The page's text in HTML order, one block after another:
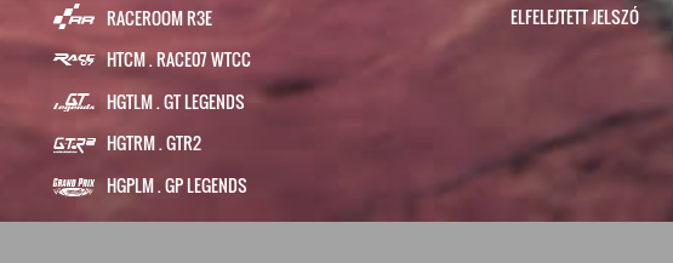
RACEROOM R3E
HTCM . RACE07 WTCC
HGTLM . GT LEGENDS
HGTRM . GTR2
HGPLM . GP LEGENDS
ELFELEJTETT JELSZÓ